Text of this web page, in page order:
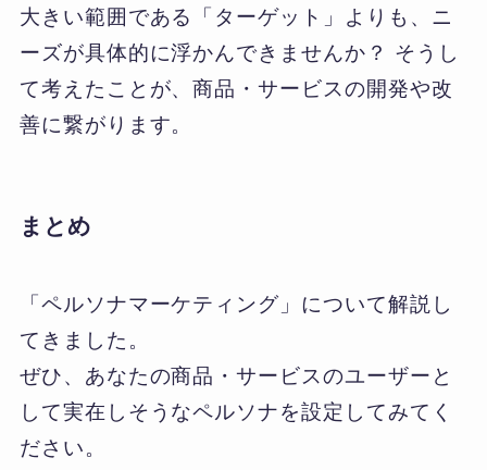
大きい範囲である「ターゲット」よりも、ニ
ーズが具体的に浮かんできませんか？ そうし
て考えたことが、商品・サービスの開発や改
善に繋がります。
まとめ
「ペルソナマーケティング」について解説し
てきました。
ぜひ、あなたの商品・サービスのユーザーと
して実在しそうなペルソナを設定してみてく
ださい。